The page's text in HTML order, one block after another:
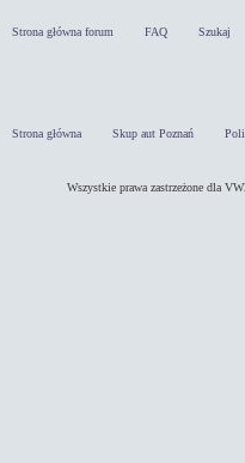
Strona główna forum FAQ Szukaj
Strona główna Skup aut Poznań
Wszystkie prawa zastrzeżone dla